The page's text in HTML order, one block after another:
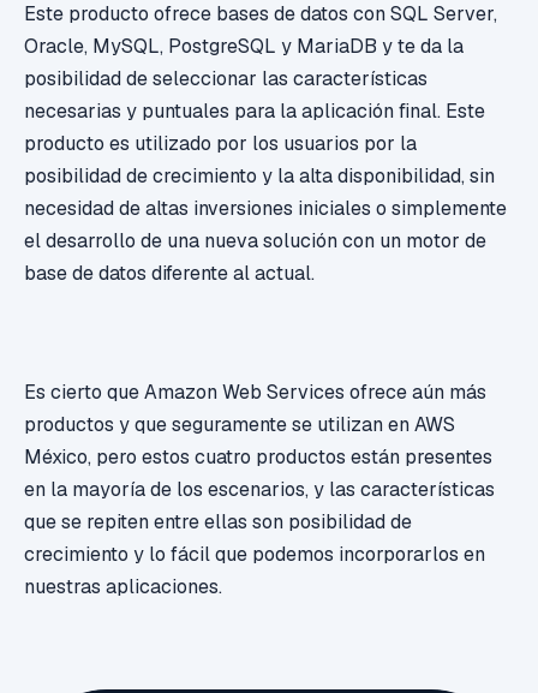
Este producto ofrece bases de datos con SQL Server,
Oracle, MySQL, PostgreSQL y MariaDB y te da la
posibilidad de seleccionar las características
necesarias y puntuales para la aplicación final. Este
producto es utilizado por los usuarios por la
posibilidad de crecimiento y la alta disponibilidad, sin
necesidad de altas inversiones iniciales o simplemente
el desarrollo de una nueva solución con un motor de
base de datos diferente al actual.
Es cierto que Amazon Web Services ofrece aún más
productos y que seguramente se utilizan en AWS
México, pero estos cuatro productos están presentes
en la mayoría de los escenarios, y las características
que se repiten entre ellas son posibilidad de
crecimiento y lo fácil que podemos incorporarlos en
nuestras aplicaciones.